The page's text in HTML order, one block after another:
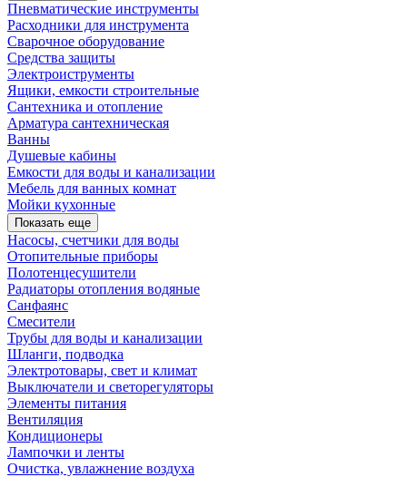
Пневматические инструменты
Расходники для инструмента
Сварочное оборудование
Средства защиты
Электроиструменты
Ящики, емкости строительные
Сантехника и отопление
Арматура сантехническая
Ванны
Душевые кабины
Емкости для воды и канализации
Мебель для ванных комнат
Мойки кухонные
Показать еще
Насосы, счетчики для воды
Отопительные приборы
Полотенцесушители
Радиаторы отопления водяные
Санфаянс
Смесители
Трубы для воды и канализации
Шланги, подводка
Электротовары, свет и климат
Выключатели и светорегуляторы
Элементы питания
Вентиляция
Кондиционеры
Лампочки и ленты
Очистка, увлажнение воздуха